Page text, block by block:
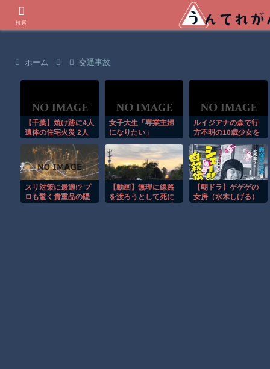
ホーム 交通事故
【千葉】焼け跡に4人
遺体の住宅火災 2人
か 八街市
女子大生「専業主婦
になりたい」
ルイジアナの森で行
方不明の10歳少女を
スリ対策に最適!? プ
ロも驚く貴重品の隠
【動画】無理に線路
を渡ろうとして死に
【朝ドラ】ゲゲゲの
女房（水木しげる）
検索